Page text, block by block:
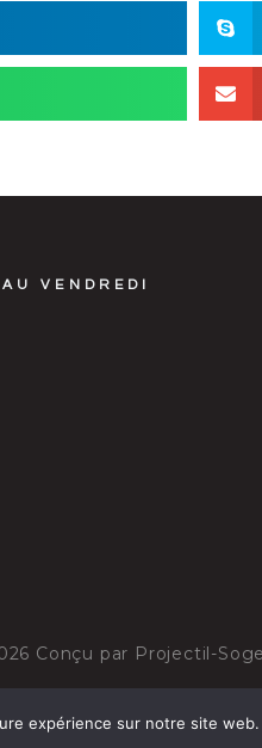
VENDREDI
Conçu par Projectil-
expérience sur notre site